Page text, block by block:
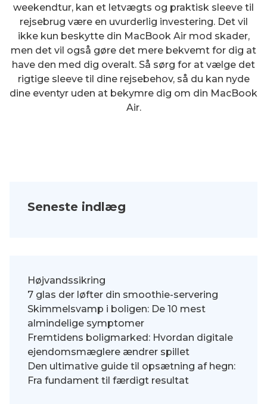
weekendtur, kan et letvægts og praktisk sleeve til
rejsebrug være en uvurderlig investering. Det vil
ikke kun beskytte din MacBook Air mod skader,
men det vil også gøre det mere bekvemt for dig at
have den med dig overalt. Så sørg for at vælge det
rigtige sleeve til dine rejsebehov, så du kan nyde
dine eventyr uden at bekymre dig om din MacBook
Air.
Seneste indlæg
Højvandssikring
7 glas der løfter din smoothie-servering
Skimmelsvamp i boligen: De 10 mest
almindelige symptomer
Fremtidens boligmarked: Hvordan digitale
ejendomsmæglere ændrer spillet
Den ultimative guide til opsætning af hegn:
Fra fundament til færdigt resultat